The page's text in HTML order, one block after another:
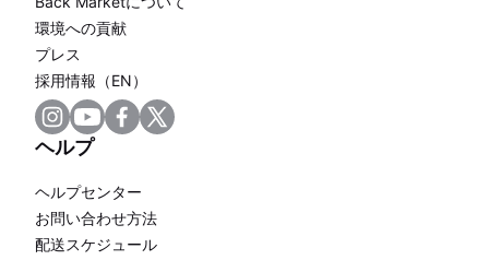
環境への貢献
プレス
採用情報（EN）
ヘルプ
ヘルプセンター
お問い合わせ方法
配送スケジュール